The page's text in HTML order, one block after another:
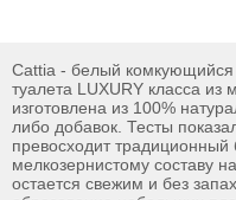
Cattia - белый комкующийся
туалета LUXURY класса
изготовлена из 100%
либо добавок. Тесты
превосходит традиционный
мелкозернистому составу
остается свежим и без